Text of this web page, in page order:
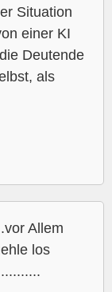
Situation
einer KI
Deutende
als
Allem
los